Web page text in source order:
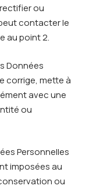
ou
contacter le
au point 2.
Données
corrige, mette à
avec une
ou
Personnelles
imposées au
ou